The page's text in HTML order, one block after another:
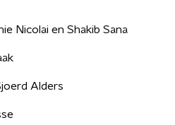
Nicolai en Shakib Sana
Alders